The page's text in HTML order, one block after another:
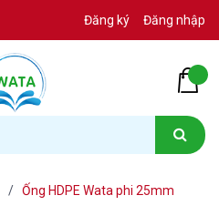
Đăng ký Đăng nhập
/ Ống HDPE Wata phi 25mm